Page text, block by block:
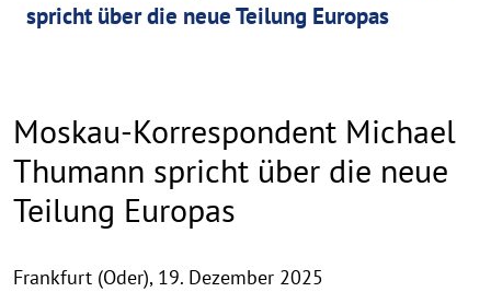
spricht über die neue Teilung Europas
Moskau-Korrespondent Michael
Thumann spricht über die neue
Teilung Europas
Frankfurt (Oder), 19. Dezember 2025